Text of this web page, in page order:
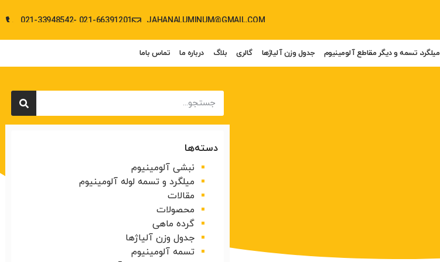
021-33948542- 021-66391201 JAHANALUMINUM@GMAIL.COM
میلگرد، تسمه و دیگر مقاطع آلومینیوم جدول وزن آلیاژها گالری بلاگ درباره ما تماس باما
دسته‌ها
نبشی آلومینیوم
میلگرد و تسمه لوله آلومینیوم
مقالات
محصولات
گرده ماهی
جدول وزن آلیاژها
تسمه آلومینیوم